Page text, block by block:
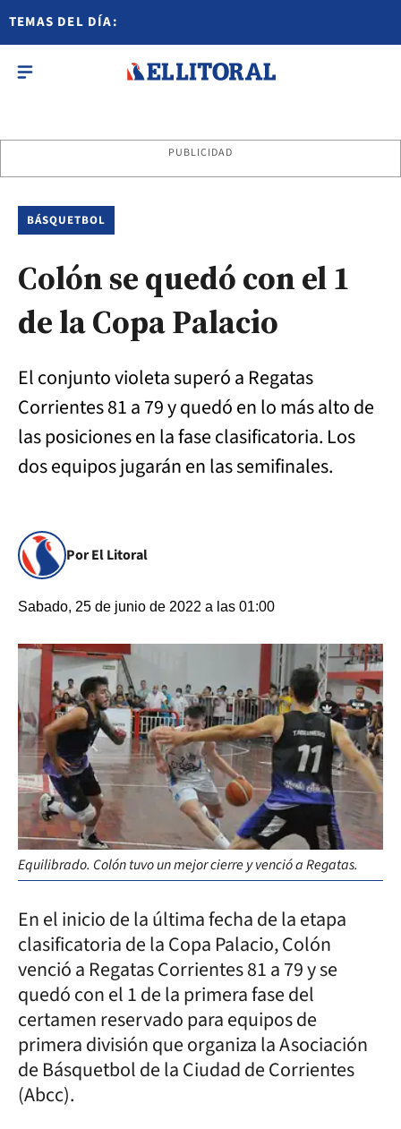
TEMAS DEL DÍA:
PUBLICIDAD
BÁSQUETBOL
Colón se quedó con el 1
de la Copa Palacio
El conjunto violeta superó a Regatas
Corrientes 81 a 79 y quedó en lo más alto de
las posiciones en la fase clasificatoria. Los
dos equipos jugarán en las semifinales.
Por El Litoral
Sabado, 25 de junio de 2022 a las 01:00
Equilibrado. Colón tuvo un mejor cierre y venció a Regatas.
En el inicio de la última fecha de la etapa
clasificatoria de la Copa Palacio, Colón
venció a Regatas Corrientes 81 a 79 y se
quedó con el 1 de la primera fase del
certamen reservado para equipos de
primera división que organiza la Asociación
de Básquetbol de la Ciudad de Corrientes
(Abcc).